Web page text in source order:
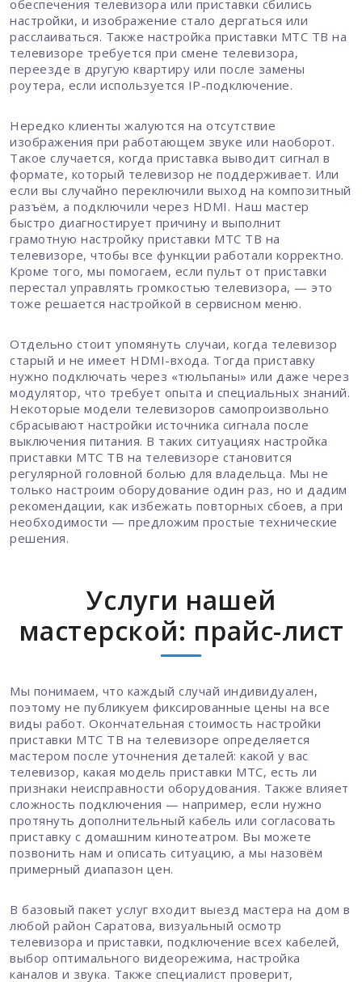
обеспечения телевизора или приставки сбились
настройки, и изображение стало дергаться или
расслаиваться. Также настройка приставки МТС ТВ на
телевизоре требуется при смене телевизора,
переезде в другую квартиру или после замены
роутера, если используется IP-подключение.
Нередко клиенты жалуются на отсутствие
изображения при работающем звуке или наоборот.
Такое случается, когда приставка выводит сигнал в
формате, который телевизор не поддерживает. Или
если вы случайно переключили выход на композитный
разъём, а подключили через HDMI. Наш мастер
быстро диагностирует причину и выполнит
грамотную настройку приставки МТС ТВ на
телевизоре, чтобы все функции работали корректно.
Кроме того, мы помогаем, если пульт от приставки
перестал управлять громкостью телевизора, — это
тоже решается настройкой в сервисном меню.
Отдельно стоит упомянуть случаи, когда телевизор
старый и не имеет HDMI-входа. Тогда приставку
нужно подключать через «тюльпаны» или даже через
модулятор, что требует опыта и специальных знаний.
Некоторые модели телевизоров самопроизвольно
сбрасывают настройки источника сигнала после
выключения питания. В таких ситуациях настройка
приставки МТС ТВ на телевизоре становится
регулярной головной болью для владельца. Мы не
только настроим оборудование один раз, но и дадим
рекомендации, как избежать повторных сбоев, а при
необходимости — предложим простые технические
решения.
Услуги нашей
мастерской: прайс-лист
Мы понимаем, что каждый случай индивидуален,
поэтому не публикуем фиксированные цены на все
виды работ. Окончательная стоимость настройки
приставки МТС ТВ на телевизоре определяется
мастером после уточнения деталей: какой у вас
телевизор, какая модель приставки МТС, есть ли
признаки неисправности оборудования. Также влияет
сложность подключения — например, если нужно
протянуть дополнительный кабель или согласовать
приставку с домашним кинотеатром. Вы можете
позвонить нам и описать ситуацию, а мы назовём
примерный диапазон цен.
В базовый пакет услуг входит выезд мастера на дом в
любой район Саратова, визуальный осмотр
телевизора и приставки, подключение всех кабелей,
выбор оптимального видеорежима, настройка
каналов и звука. Также специалист проверит,